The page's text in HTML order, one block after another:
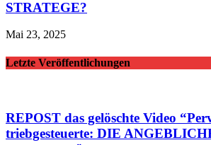
STRATEGE?
Mai 23, 2025
Letzte Veröffentlichungen
REPOST das gelöschte Video
triebgesteuerte: DIE